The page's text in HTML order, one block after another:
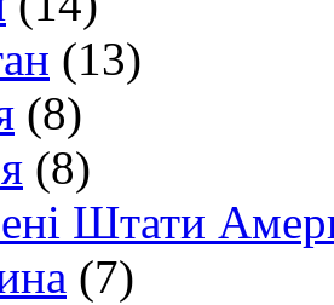
(13)
(8)
(8)
Штати
(7)